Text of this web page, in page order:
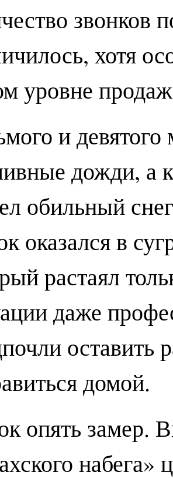
звонков
хотя
уровне
и девятого
дожди, а
обильный
оказался в
растаял
даже
оставить
домой.
опять замер.